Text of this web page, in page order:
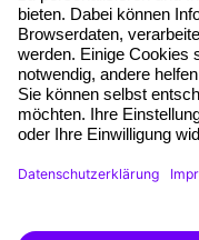
KI-Projekte zum
Hitzeschutz am
KI in der Payroll:
Kompetenzen